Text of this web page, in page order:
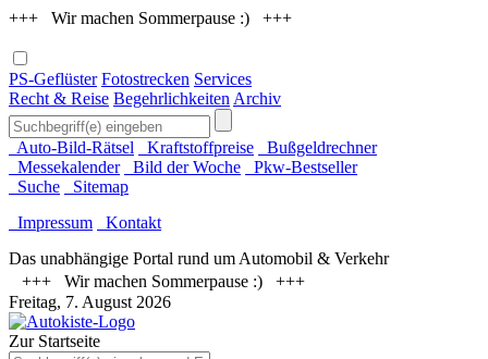
+++ Wir machen Sommerpause :) +++
PS-Geflüster Fotostrecken Services
Recht & Reise Begehrlichkeiten Archiv
Auto-Bild-Rätsel Kraftstoffpreise
Bußgeldrechner
Messekalender
Bild der Woche
Pkw-Bestseller
Suche
Sitemap
Impressum
Kontakt
Das unabhängige Portal rund um Automobil & Verkehr
+++ Wir machen Sommerpause :) +++
Freitag, 7. August 2026
Zur Startseite